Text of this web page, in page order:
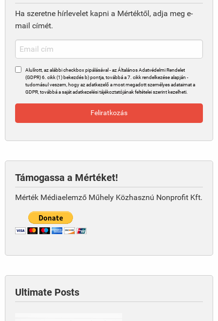
Ha szeretne hírlevelet kapni a Mértéktől, adja meg e-
mail címét.
Alulírott, az alábbi checkbox pipálásával - az Általános Adatvédelmi Rendelet
(GDPR) 6. cikk (1) bekezdés b) pontja, továbbá a 7. cikk rendelkezése alapján -
tudomásul veszem, hogy az adatkezelő a most megadott személyes adataimat a
GDPR, továbbá a saját adatkezelési tájékoztatójának feltételei szerint kezelheti.
Támogassa a Mértéket!
Mérték Médiaelemző Műhely Közhasznú Nonprofit Kft.
Ultimate Posts